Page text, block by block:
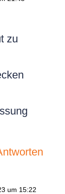
zu
um 15:22